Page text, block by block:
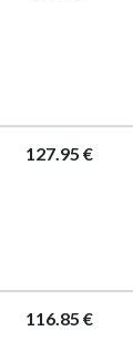
127.95 €
116.85 €